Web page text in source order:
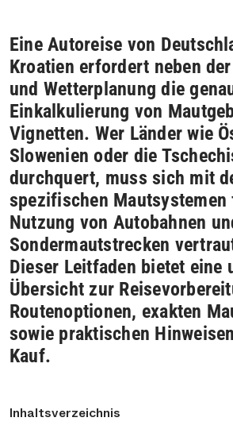
Eine Autoreise von
Kroatien erfordert neben der
und Wetterplanung die
Einkalkulierung von
Vignetten. Wer Länder wie
Slowenien oder die
durchquert, muss sich mit
spezifischen
Nutzung von Autobahnen
Sondermautstrecken
Dieser Leitfaden bietet eine
Übersicht zur
Routenoptionen, exakten
sowie praktischen
Kauf.
Inhaltsverzeichnis